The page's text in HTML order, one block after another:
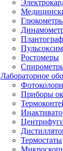
Ростомеры
Лабораторное
Приборы
Термостаты